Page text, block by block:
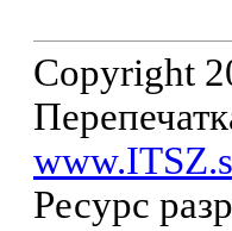
Copyright
Ресурс